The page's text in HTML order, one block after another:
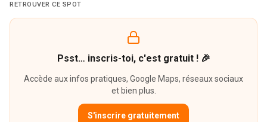
RETROUVER CE SPOT
Psst… inscris-toi, c'est gratuit ! 🎉
Accède aux infos pratiques, Google Maps, réseaux sociaux
et bien plus.
S'inscrire gratuitement